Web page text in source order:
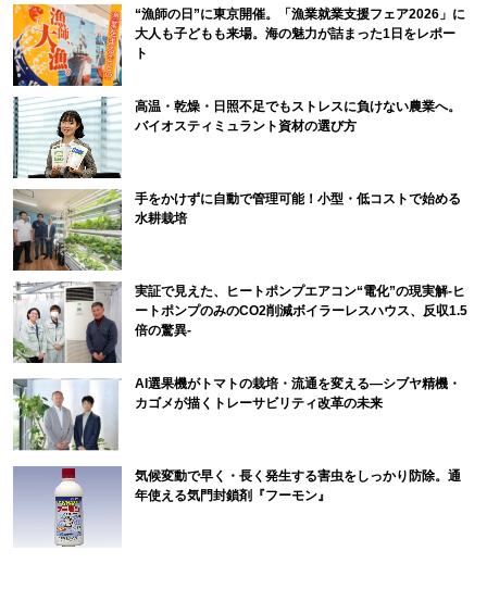
“漁師の日”に東京開催。「漁業就業支援フェア2026」に
大人も子どもも来場。海の魅力が詰まった1日をレポー
ト
高温・乾燥・日照不足でもストレスに負けない農業へ。
バイオスティミュラント資材の選び方
手をかけずに自動で管理可能！小型・低コストで始める
水耕栽培
実証で見えた、ヒートポンプエアコン“電化”の現実解-ヒ
ートポンプのみのCO2削減ボイラーレスハウス、反収1.5
倍の驚異-
AI選果機がトマトの栽培・流通を変える―シブヤ精機・
カゴメが描くトレーサビリティ改革の未来
気候変動で早く・長く発生する害虫をしっかり防除。通
年使える気門封鎖剤『フーモン』